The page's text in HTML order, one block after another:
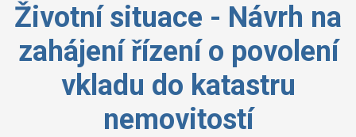
Životní situace - Návrh na
zahájení řízení o povolení
vkladu do katastru
nemovitostí